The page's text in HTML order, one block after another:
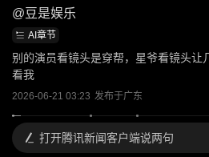
@豆是娱乐
AI章节
别的演员看镜头是穿帮，星爷看镜头让
看我
2026-06-21 03:23 发布于广东
打开腾讯新闻客户端说两句